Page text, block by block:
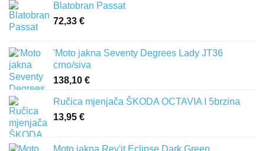
Blatobran Passat
72,33 €
'Moto jakna Seventy Degrees Lady JT36
crno/siva
138,10 €
Ručica mjenjača ŠKODA OCTAVIA I 5brzina
13,95 €